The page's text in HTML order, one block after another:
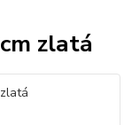
zlatá